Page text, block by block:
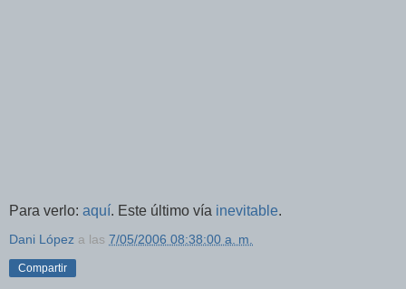
Para verlo: aquí. Este último vía inevitable.
Dani López a las 7/05/2006 08:38:00 a. m.
Compartir